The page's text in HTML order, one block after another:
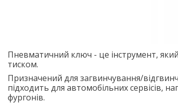
Пневматичний ключ - це інструмент,
тиском.
Призначений для загвинчування/
підходить для автомобільних сервісів,
фургонів.